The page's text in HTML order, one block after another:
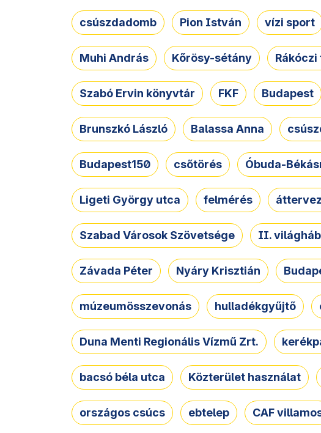
csúszdadomb Pion István vízi sport
Muhi András Kőrösy-sétány Rákóczi
Szabó Ervin könyvtár FKF Budapest
Brunszkó László Balassa Anna
Budapest150 csőtörés Óbuda-
Ligeti György utca felmérés
Szabad Városok Szövetsége II.
Závada Péter Nyáry Krisztián
múzeumösszevonás hulladékgyűjtő
Duna Menti Regionális Vízmű Zrt.
bacsó béla utca Közterület használat
országos csúcs ebtelep CAF